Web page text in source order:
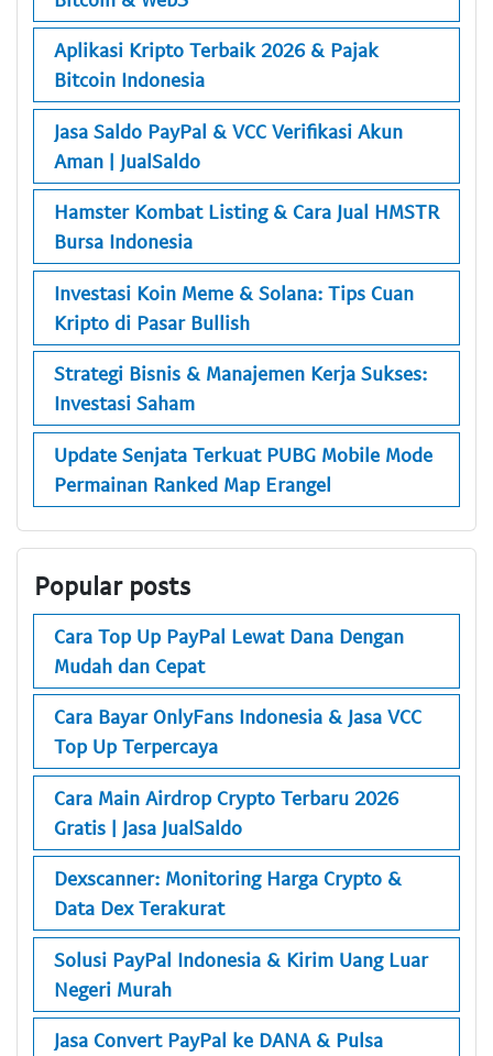
Aplikasi Kripto Terbaik 2026 & Pajak
Bitcoin Indonesia
Jasa Saldo PayPal & VCC Verifikasi Akun
Aman | JualSaldo
Hamster Kombat Listing & Cara Jual HMSTR
Bursa Indonesia
Investasi Koin Meme & Solana: Tips Cuan
Kripto di Pasar Bullish
Strategi Bisnis & Manajemen Kerja Sukses:
Investasi Saham
Update Senjata Terkuat PUBG Mobile Mode
Permainan Ranked Map Erangel
Popular posts
Cara Top Up PayPal Lewat Dana Dengan
Mudah dan Cepat
Cara Bayar OnlyFans Indonesia & Jasa VCC
Top Up Terpercaya
Cara Main Airdrop Crypto Terbaru 2026
Gratis | Jasa JualSaldo
Dexscanner: Monitoring Harga Crypto &
Data Dex Terakurat
Solusi PayPal Indonesia & Kirim Uang Luar
Negeri Murah
Jasa Convert PayPal ke DANA & Pulsa